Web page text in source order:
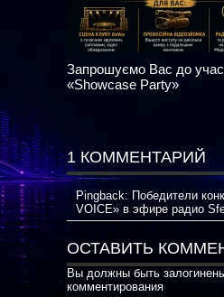
Запрошуємо Вас до
«Showcase Party»
1 КОММЕНТАРИЙ
Pingback: Победители
VOICE» в эфире радио
ОСТАВИТЬ
Вы должны быть
комментирования